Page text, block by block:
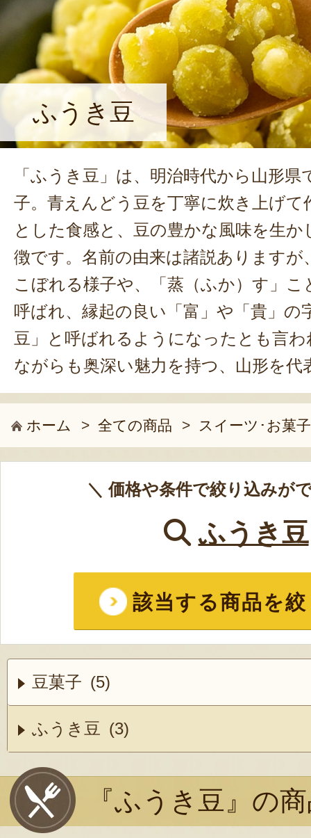
ふうき豆
「ふうき豆」は、明治時代から山形
子。青えんどう豆を丁寧に炊き上げ
とした食感と、豆の豊かな風味を生
徴です。名前の由来は諸説ありますが
こぼれる様子や、「蒸（ふか）す」
呼ばれ、縁起の良い「富」や「貴」の
豆」と呼ばれるようになったとも言
ながらも奥深い魅力を持つ、山形を代
ホーム > 全ての商品 > スイーツ･お菓子
＼ 価格や条件で絞り込みが
ふうき豆
該当する商品を
豆菓子 (5)
ふうき豆 (3)
『ふうき豆』の